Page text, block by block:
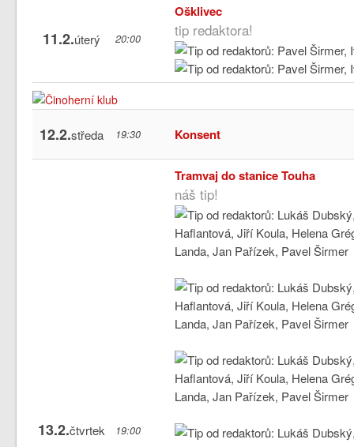
11.2.úterý 20:00
Ošklivec
tip redaktora!
12.2.středa 19:30 Konsent
13.2.čtvrtek 19:00
Tramvaj do stanice Touha
náš tip!